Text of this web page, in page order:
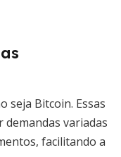
seja Bitcoin. Essas
variadas
facilitando a